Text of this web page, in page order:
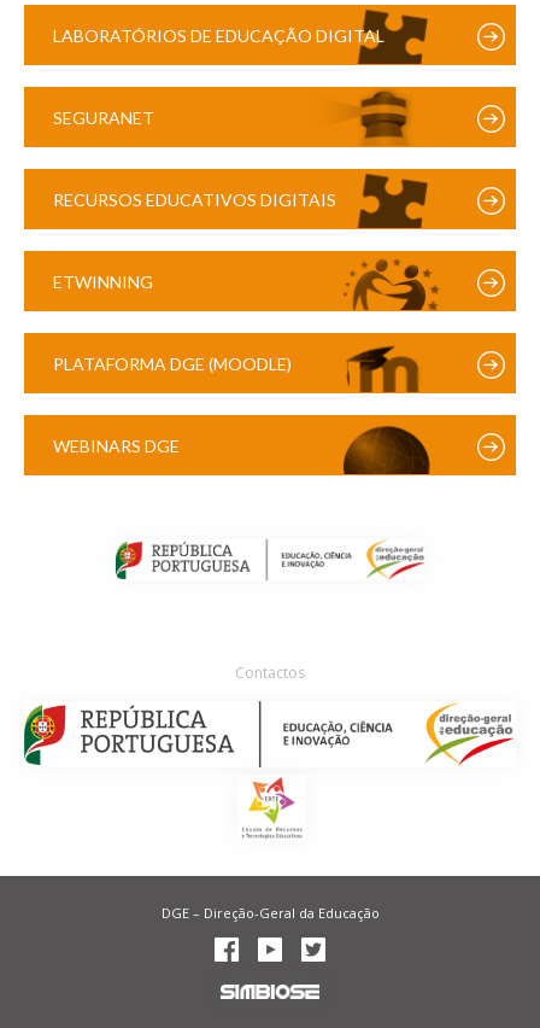
LABORATÓRIOS DE EDUCAÇÃO DIGITAL
SEGURANET
RECURSOS EDUCATIVOS DIGITAIS
ETWINNING
PLATAFORMA DGE (MOODLE)
WEBINARS DGE
Contactos
DGE – Direção-Geral da Educação